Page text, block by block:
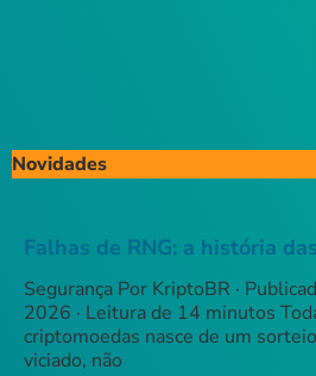
Novidades
Falhas de RNG: a história
Segurança Por KriptoBR ·
2026 · Leitura de 14 minutos
criptomoedas nasce de um
viciado, não